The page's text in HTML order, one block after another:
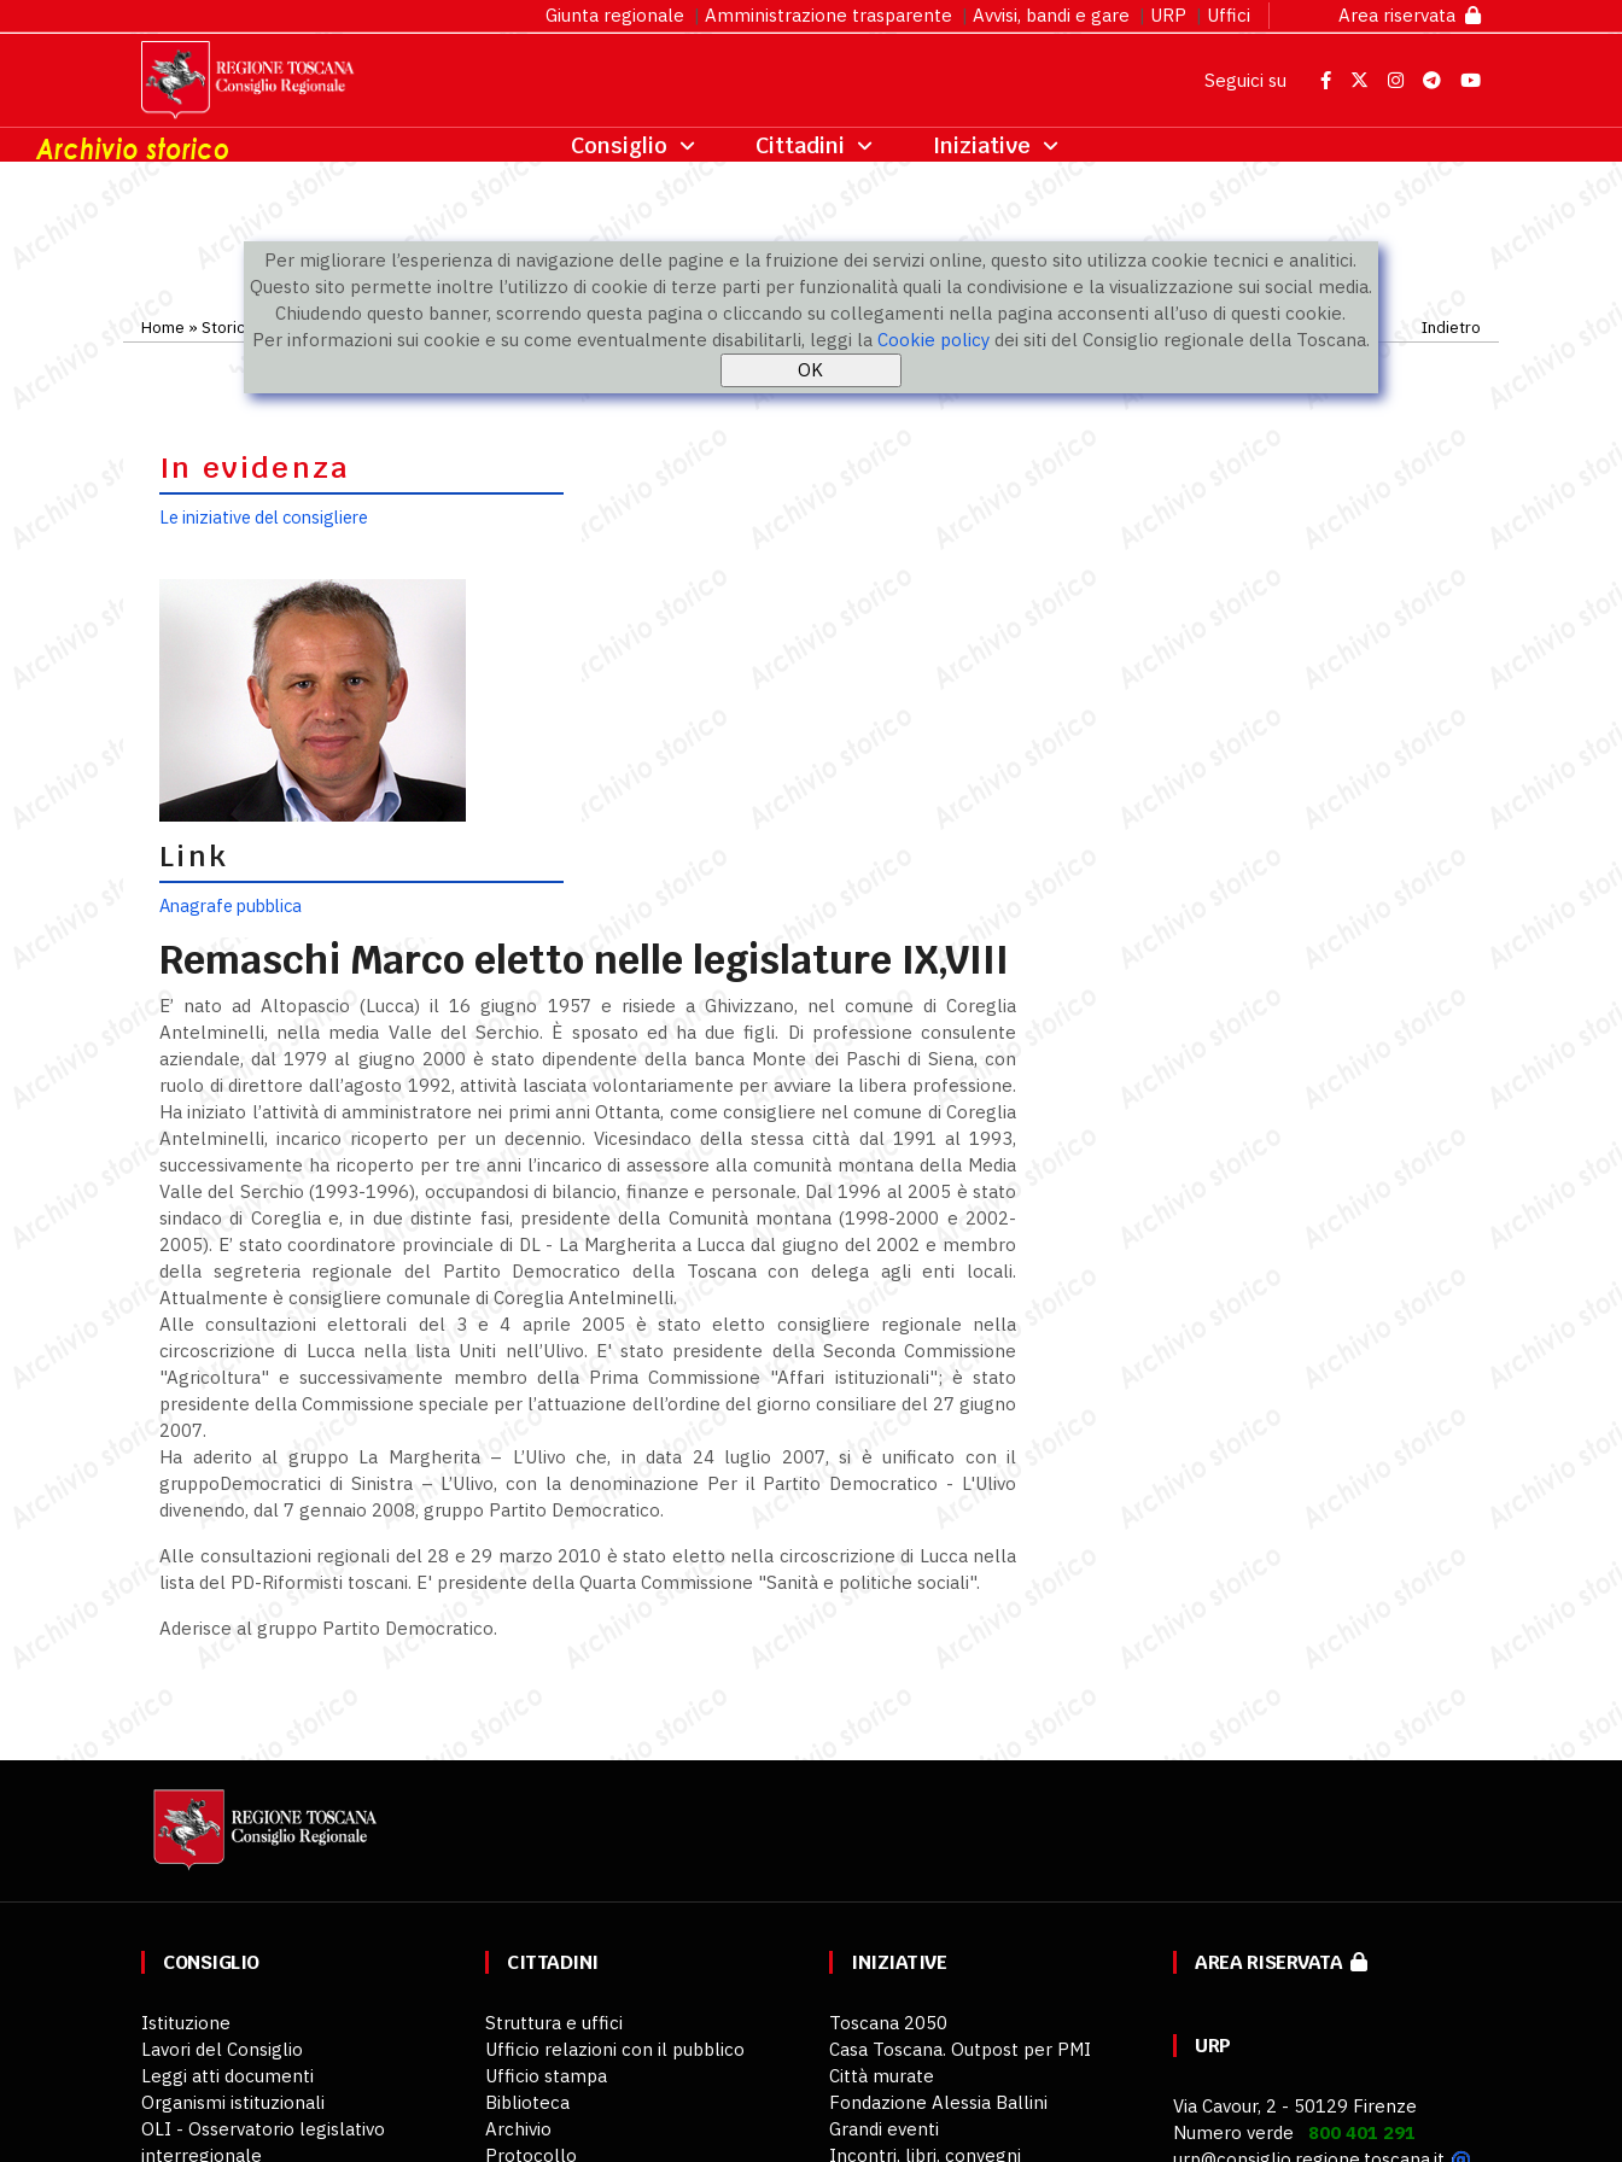
Per migliorare l’esperienza di navigazione delle pagine e la fruizione dei servizi online, questo sito utilizza cookie tecnici e analitici.
Questo sito permette inoltre l’utilizzo di cookie di terze parti per funzionalità quali la condivisione e la visualizzazione sui social media.
Chiudendo questo banner, scorrendo questa pagina o cliccando su collegamenti nella pagina acconsenti all’uso di questi cookie.
Per informazioni sui cookie e su come eventualmente disabilitarli, leggi la Cookie policydei siti del Consiglio regionale della Toscana.
Giunta regionale | Amministrazione trasparente | Avvisi, bandi e gare | URP | Uffici Area riservata
Seguici su
Home » Storico IX legislatura »Consiglieri Indietro
In evidenza
Le iniziative del consigliere
Link
Anagrafe pubblica
Remaschi Marco eletto nelle legislature IX,VIII
E’ nato ad Altopascio (Lucca) il 16 giugno 1957 e risiede a Ghivizzano, nel comune di Coreglia
Antelminelli, nella media Valle del Serchio. È sposato ed ha due figli. Di professione consulente
aziendale, dal 1979 al giugno 2000 è stato dipendente della banca Monte dei Paschi di Siena, con
ruolo di direttore dall’agosto 1992, attività lasciata volontariamente per avviare la libera professione.
Ha iniziato l’attività di amministratore nei primi anni Ottanta, come consigliere nel comune di Coreglia
Antelminelli, incarico ricoperto per un decennio. Vicesindaco della stessa città dal 1991 al 1993,
successivamente ha ricoperto per tre anni l’incarico di assessore alla comunità montana della Media
Valle del Serchio (1993-1996), occupandosi di bilancio, finanze e personale. Dal 1996 al 2005 è stato
sindaco di Coreglia e, in due distinte fasi, presidente della Comunità montana (1998-2000 e 2002-
2005). E’ stato coordinatore provinciale di DL - La Margherita a Lucca dal giugno del 2002 e membro
della segreteria regionale del Partito Democratico della Toscana con delega agli enti locali.
Attualmente è consigliere comunale di Coreglia Antelminelli.
Alle consultazioni elettorali del 3 e 4 aprile 2005 è stato eletto consigliere regionale nella
circoscrizione di Lucca nella lista Uniti nell’Ulivo. E' stato presidente della Seconda Commissione
"Agricoltura" e successivamente membro della Prima Commissione "Affari istituzionali"; è stato
presidente della Commissione speciale per l’attuazione dell’ordine del giorno consiliare del 27 giugno
2007.
Ha aderito al gruppo La Margherita – L’Ulivo che, in data 24 luglio 2007, si è unificato con il
gruppoDemocratici di Sinistra – L’Ulivo, con la denominazione Per il Partito Democratico - L'Ulivo
divenendo, dal 7 gennaio 2008, gruppo Partito Democratico.
Alle consultazioni regionali del 28 e 29 marzo 2010 è stato eletto nella circoscrizione di Lucca nella
lista del PD-Riformisti toscani. E' presidente della Quarta Commissione "Sanità e politiche sociali".
Aderisce al gruppo Partito Democratico.
CONSIGLIO
Istituzione
Lavori del Consiglio
Leggi atti documenti
Organismi istituzionali
OLI - Osservatorio legislativo
interregionale
CITTADINI
Struttura e uffici
Ufficio relazioni con il pubblico
Ufficio stampa
Biblioteca
Archivio
Protocollo
INIZIATIVE
Toscana 2050
Casa Toscana. Outpost per PMI
Città murate
Fondazione Alessia Ballini
Grandi eventi
Incontri, libri, convegni
AREA RISERVATA
URP
Via Cavour, 2 - 50129 Firenze
Numero verde 800 401 291